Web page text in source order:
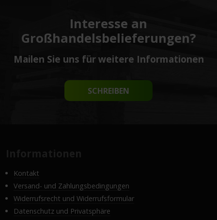
Interesse an
Großhandelsbelieferungen?
Mailen Sie uns für weitere Informationen
SCHREIBEN
Kontakt
Versand- und Zahlungsbedingungen
Widerrufsrecht und Widerrufsformular
Datenschutz und Privatsphäre